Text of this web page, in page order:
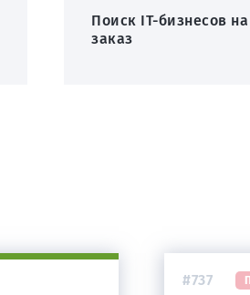
Поиск IT-бизнесов на
заказ
#737